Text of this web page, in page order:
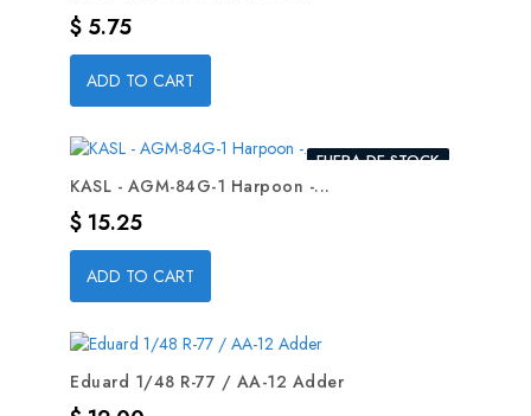
Precio
$ 5.75
ADD TO CART
FUERA DE STOCK
KASL - AGM-84G-1 Harpoon -...
Precio
$ 15.25
ADD TO CART
Eduard 1/48 R-77 / AA-12 Adder